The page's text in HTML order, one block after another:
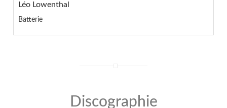
Léo Lowenthal
Batterie
Discographie